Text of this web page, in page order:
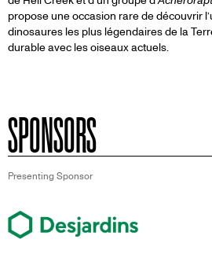
propose une occasion rare de découvrir
dinosaures les plus légendaires de la
durable avec les oiseaux actuels.
SPONSORS
Presenting Sponsor